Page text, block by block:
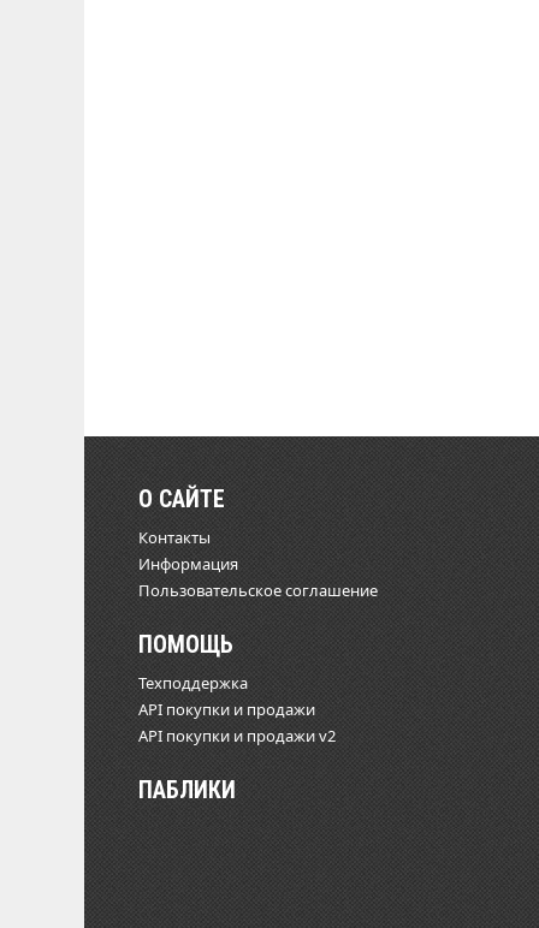
О САЙТЕ
Контакты
Информация
Пользовательское соглашение
ПОМОЩЬ
Техподдержка
API покупки и продажи
API покупки и продажи v2
ПАБЛИКИ